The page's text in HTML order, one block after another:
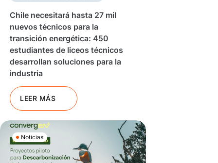
Chile necesitará hasta 27 mil
nuevos técnicos para la
transición energética: 450
estudiantes de liceos técnicos
desarrollan soluciones para la
industria
LEER MÁS
Noticias